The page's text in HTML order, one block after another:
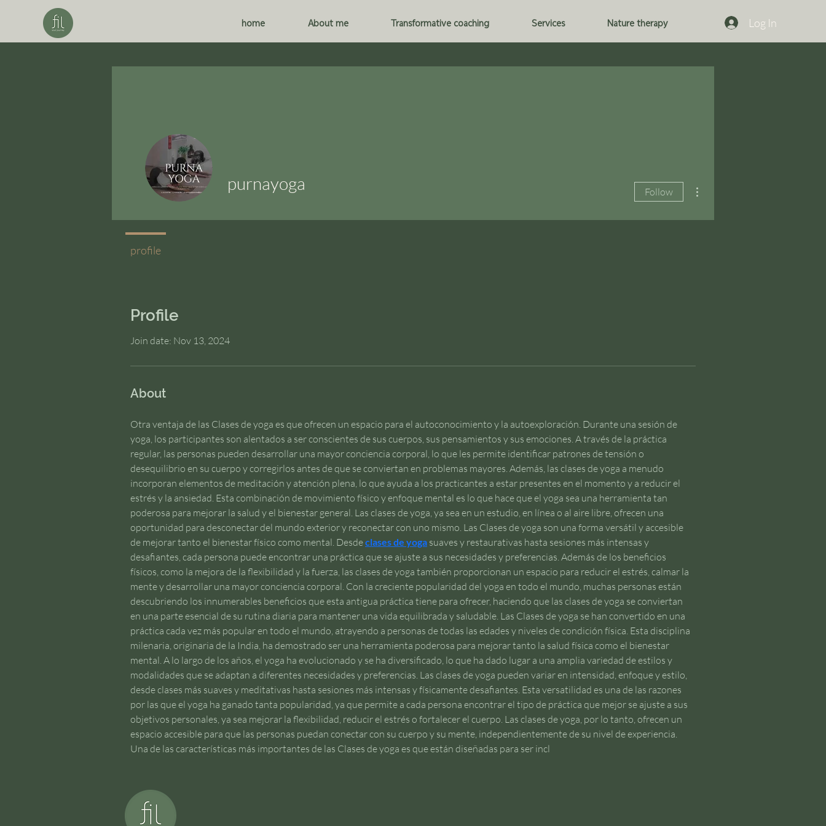
home About me Transformative coaching Services Nature therapy Log In
Profile
Join date: Nov 13, 2024
About
Otra ventaja de las Clases de yoga es que ofrecen un espacio para el autoconocimiento y la autoexploración. Durante una sesión de
yoga, los participantes son alentados a ser conscientes de sus cuerpos, sus pensamientos y sus emociones. A través de la práctica
regular, las personas pueden desarrollar una mayor conciencia corporal, lo que les permite identificar patrones de tensión o
desequilibrio en su cuerpo y corregirlos antes de que se conviertan en problemas mayores. Además, las clases de yoga a menudo
incorporan elementos de meditación y atención plena, lo que ayuda a los practicantes a estar presentes en el momento y a reducir el
estrés y la ansiedad. Esta combinación de movimiento físico y enfoque mental es lo que hace que el yoga sea una herramienta tan
poderosa para mejorar la salud y el bienestar general. Las clases de yoga, ya sea en un estudio, en línea o al aire libre, ofrecen una
oportunidad para desconectar del mundo exterior y reconectar con uno mismo. Las Clases de yoga son una forma versátil y accesible
de mejorar tanto el bienestar físico como mental. Desde clases de yoga suaves y restaurativas hasta sesiones más intensas y
desafiantes, cada persona puede encontrar una práctica que se ajuste a sus necesidades y preferencias. Además de los beneficios
físicos, como la mejora de la flexibilidad y la fuerza, las clases de yoga también proporcionan un espacio para reducir el estrés, calmar la
mente y desarrollar una mayor conciencia corporal. Con la creciente popularidad del yoga en todo el mundo, muchas personas están
descubriendo los innumerables beneficios que esta antigua práctica tiene para ofrecer, haciendo que las clases de yoga se conviertan
en una parte esencial de su rutina diaria para mantener una vida equilibrada y saludable. Las Clases de yoga se han convertido en una
práctica cada vez más popular en todo el mundo, atrayendo a personas de todas las edades y niveles de condición física. Esta disciplina
milenaria, originaria de la India, ha demostrado ser una herramienta poderosa para mejorar tanto la salud física como el bienestar
mental. A lo largo de los años, el yoga ha evolucionado y se ha diversificado, lo que ha dado lugar a una amplia variedad de estilos y
modalidades que se adaptan a diferentes necesidades y preferencias. Las clases de yoga pueden variar en intensidad, enfoque y estilo,
desde clases más suaves y meditativas hasta sesiones más intensas y físicamente desafiantes. Esta versatilidad es una de las razones
por las que el yoga ha ganado tanta popularidad, ya que permite a cada persona encontrar el tipo de práctica que mejor se ajuste a sus
objetivos personales, ya sea mejorar la flexibilidad, reducir el estrés o fortalecer el cuerpo. Las clases de yoga, por lo tanto, ofrecen un
espacio accesible para que las personas puedan conectar con su cuerpo y su mente, independientemente de su nivel de experiencia.
Una de las características más importantes de las Clases de yoga es que están diseñadas para ser incl
purnayoga Follow
profile